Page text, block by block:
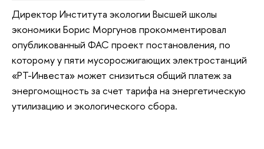
Директор Института экологии Высшей школы
экономики Борис Моргунов прокомментировал
опубликованный ФАС проект постановления, по
которому у пяти мусоросжигающих электростанций
«РТ-Инвеста» может снизиться общий платеж за
энергомощность за счет тарифа на энергетическую
утилизацию и экологического сбора.